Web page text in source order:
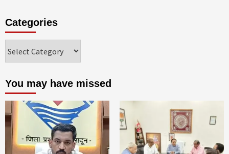
Categories
You may have missed